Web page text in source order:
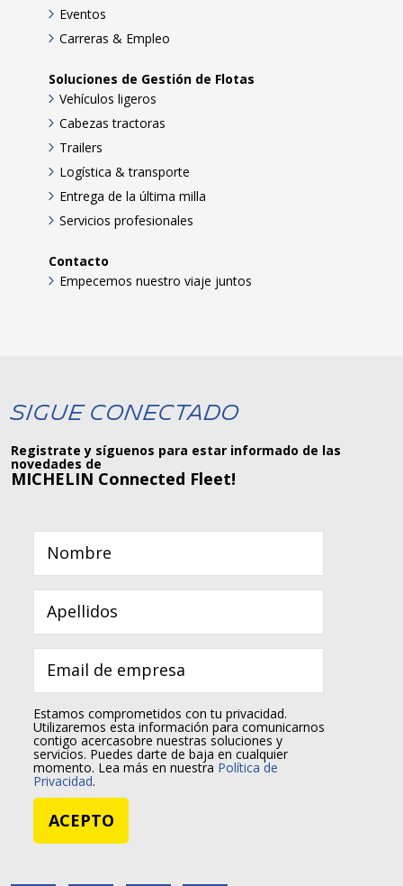
Eventos
Carreras & Empleo
Soluciones de Gestión de Flotas
Vehículos ligeros
Cabezas tractoras
Trailers
Logística & transporte
Entrega de la última milla
Servicios profesionales
Contacto
Empecemos nuestro viaje juntos
Sigue Conectado
Registrate y síguenos para estar informado de las
novedades de
MICHELIN Connected Fleet!
Estamos comprometidos con tu privacidad.
Utilizaremos esta información para comunicarnos
contigo acercasobre nuestras soluciones y
servicios. Puedes darte de baja en cualquier
momento. Lea más en nuestra Política de
Privacidad.